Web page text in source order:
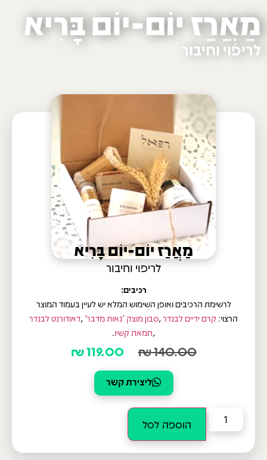
מַאֲרַז יוֹם-יוֹם בָּרִיא
לריפוי וחיבור
מַאֲרַז יוֹם-יוֹם בָּרִיא
לריפוי וחיבור
רכיבים:
לרשימת הרכיבים ואופן השימוש המלא יש לעיין בעמוד המוצר
הרצוי: קרם ידיים לבנדר,סבון מוצק 'נאות מדבר',דאודורנט לבנדר
,חמאת קשיו.
₪140.00
₪119.00
ליצירת קשר
הוספה לסל